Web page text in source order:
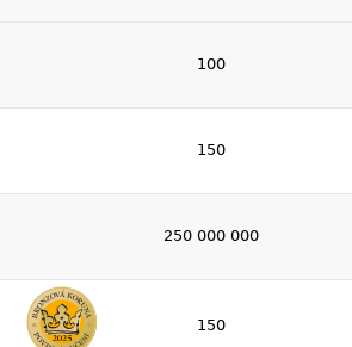
100
150
250 000 000
150